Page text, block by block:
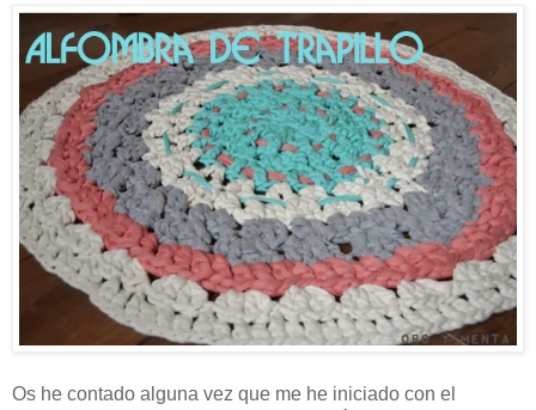
Os he contado alguna vez que me he iniciado con el